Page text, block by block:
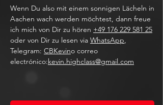
Wenn Du also mit einem sonnigen Lächeln in
Aachen wach werden möchtest, dann freue
ich mich von Dir zu hören +49 176 229 581 25
oder von Dir zu lesen via WhatsApp,
Telegram: CBKevino correo
electrónico:kevin.highclass@gmail.com